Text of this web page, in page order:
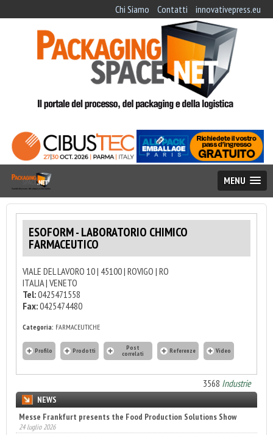
Chi Siamo Contatti innovativepress.eu
MENU
ESOFORM - LABORATORIO CHIMICO
FARMACEUTICO
VIALE DEL LAVORO 10 | 45100 | ROVIGO | RO
ITALIA | VENETO
Tel:0425471558
Fax:0425474480
Categoria: FARMACEUTICHE
Profilo Prodotti Post
correlati Referenze Video
3568 Industrie
NEWS
Messe Frankfurt presents the Food Production Solutions Show
24 luglio 2026